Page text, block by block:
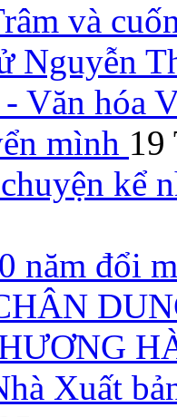
và
Nguyễn
Văn hóa
mình 19
kể
năm đổi
Xuất